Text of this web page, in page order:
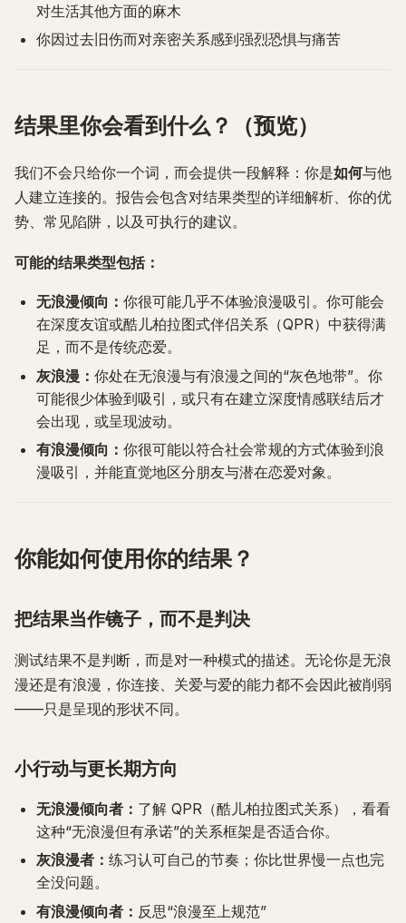
对生活其他方面的麻木
你因过去旧伤而对亲密关系感到强烈恐惧与痛苦
结果里你会看到什么？（预览）
我们不会只给你一个词，而会提供一段解释：你是如何与他
人建立连接的。报告会包含对结果类型的详细解析、你的优
势、常见陷阱，以及可执行的建议。
可能的结果类型包括：
无浪漫倾向： 你很可能几乎不体验浪漫吸引。你可能会
在深度友谊或酷儿柏拉图式伴侣关系（QPR）中获得满
足，而不是传统恋爱。
灰浪漫： 你处在无浪漫与有浪漫之间的“灰色地带”。你
可能很少体验到吸引，或只有在建立深度情感联结后才
会出现，或呈现波动。
有浪漫倾向： 你很可能以符合社会常规的方式体验到浪
漫吸引，并能直觉地区分朋友与潜在恋爱对象。
你能如何使用你的结果？
把结果当作镜子，而不是判决
测试结果不是判断，而是对一种模式的描述。无论你是无浪
漫还是有浪漫，你连接、关爱与爱的能力都不会因此被削弱
——只是呈现的形状不同。
小行动与更长期方向
无浪漫倾向者： 了解 QPR（酷儿柏拉图式关系），看看
这种“无浪漫但有承诺”的关系框架是否适合你。
灰浪漫者： 练习认可自己的节奏；你比世界慢一点也完
全没问题。
有浪漫倾向者： 反思“浪漫至上规范”